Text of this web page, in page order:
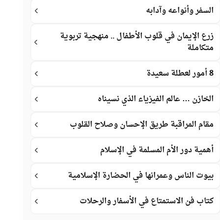
السفر وأنواعه وآدابه
زرع الإيمان في قلوب الأطفال .. منهجية تربوية
متكاملة
8 أمور لعطلة سعيدة
الخازن … عالم الفيزياء الذي نسيناه
مقام المراقبة طريق الإحسان وصلاح القلوب
أهمية دور الأم المسلمة في الإسلام
بيوت الناس وعمرانها في الحضارة الإسلامية
كتاب فن الاستمتاع في الأسفار والرحلات